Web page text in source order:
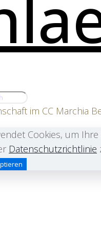
im CC Marchia
Cookies, um
Datenschutzrichtlinie